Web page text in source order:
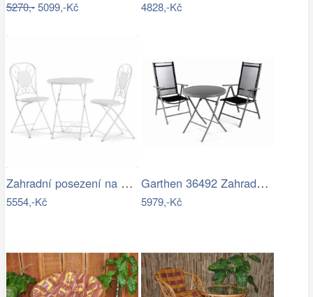
5270,-5099,-Kč 4828,-Kč
Zahradní posezení na balkon - AT
5554,-Kč
Garthen 36492 Zahradní balkónový set…
5979,-Kč